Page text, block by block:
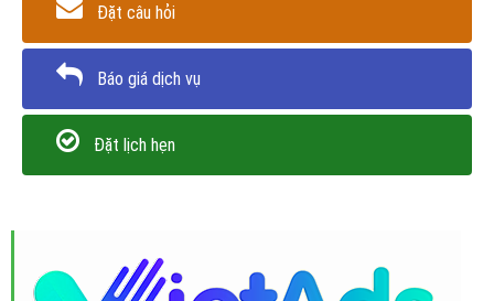
Đặt câu hỏi
Báo giá dịch vụ
Đặt lịch hẹn